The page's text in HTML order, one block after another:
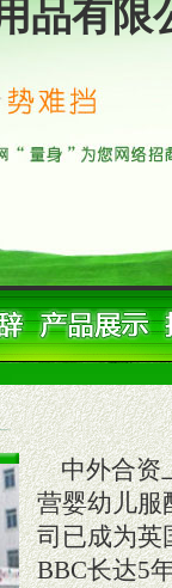
品有限
中外合资
营婴幼儿服
司已成为英
BBC长达5